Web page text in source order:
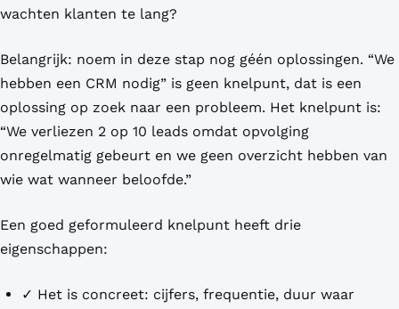
wachten klanten te lang?
Belangrijk: noem in deze stap nog géén oplossingen. “We
hebben een CRM nodig” is geen knelpunt, dat is een
oplossing op zoek naar een probleem. Het knelpunt is:
“We verliezen 2 op 10 leads omdat opvolging
onregelmatig gebeurt en we geen overzicht hebben van
wie wat wanneer beloofde.”
Een goed geformuleerd knelpunt heeft drie
eigenschappen:
✓ Het is concreet: cijfers, frequentie, duur waar